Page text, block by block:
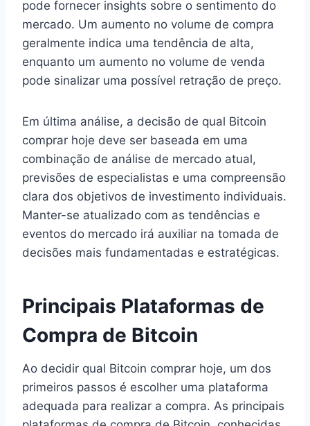
pode fornecer insights sobre o sentimento do
mercado. Um aumento no volume de compra
geralmente indica uma tendência de alta,
enquanto um aumento no volume de venda
pode sinalizar uma possível retração de preço.
Em última análise, a decisão de qual Bitcoin
comprar hoje deve ser baseada em uma
combinação de análise de mercado atual,
previsões de especialistas e uma compreensão
clara dos objetivos de investimento individuais.
Manter-se atualizado com as tendências e
eventos do mercado irá auxiliar na tomada de
decisões mais fundamentadas e estratégicas.
Principais Plataformas de
Compra de Bitcoin
Ao decidir qual Bitcoin comprar hoje, um dos
primeiros passos é escolher uma plataforma
adequada para realizar a compra. As principais